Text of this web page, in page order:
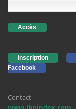
Accès
Inscription
Facebook
Contact